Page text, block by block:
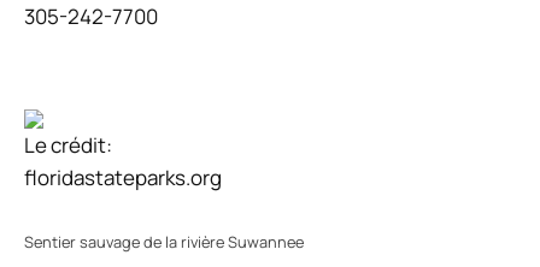
305-242-7700
Le crédit:
floridastateparks.org
Sentier sauvage de la rivière Suwannee